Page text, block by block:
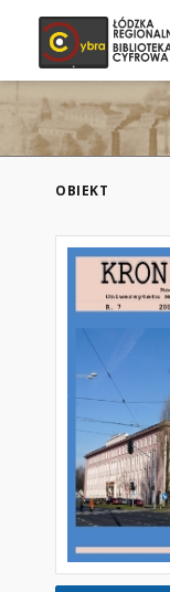
OBIEKT